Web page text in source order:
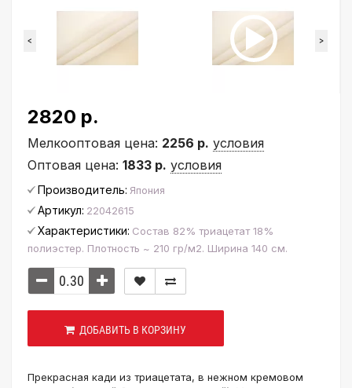
< >
2820 р.
Мелкооптовая цена: 2256 р. условия
Оптовая цена: 1833 р. условия
Производитель: Япония
Артикул: 22042615
Характеристики: Состав 82% триацетат 18%
полиэстер. Плотность ~ 210 гр/м2. Ширина 140 см.
ДОБАВИТЬ В КОРЗИНУ
Прекрасная кади из триацетата, в нежном кремовом